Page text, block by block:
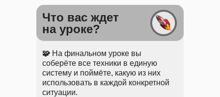
Что вас ждет
на уроке?
🧩 На финальном уроке вы
соберёте все техники в единую
систему и поймёте, какую из них
использовать в каждой конкретной
ситуации.